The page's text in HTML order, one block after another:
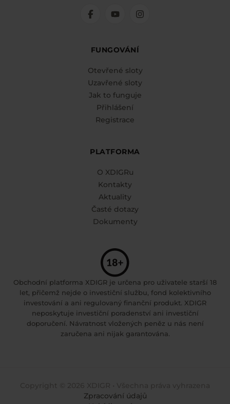
FUNGOVÁNÍ
Otevřené sloty
Uzavřené sloty
Jak to funguje
Přihlášení
Registrace
PLATFORMA
O XDIGRu
Kontakty
Aktuality
Časté dotazy
Dokumenty
Obchodní platforma XDIGR je určena pro uživatele starší 18
let, přičemž nejde o investiční službu, fond kolektivního
investování a ani regulovaný finanční produkt. XDIGR
neposkytuje investiční poradenství ani investiční
doporučení. Návratnost vložených peněz u nás není
zaručena ani nijak garantována.
Zpracování údajů